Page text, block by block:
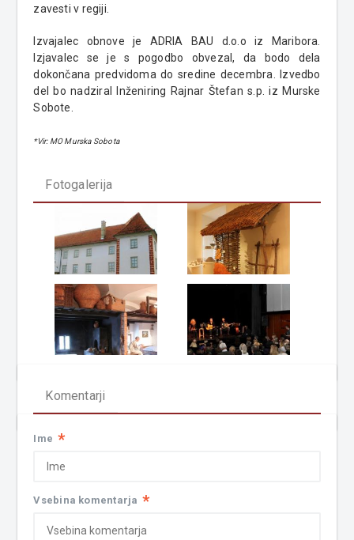
zavesti v regiji.
Izvajalec obnove je ADRIA BAU d.o.o iz Maribora.
Izjavalec se je s pogodbo obvezal, da bodo dela
dokončana predvidoma do sredine decembra. Izvedbo
del bo nadziral Inženiring Rajnar Štefan s.p. iz Murske
Sobote.
*Vir: MO Murska Sobota
Fotogalerija
Komentarji
Ime *
Vsebina komentarja *